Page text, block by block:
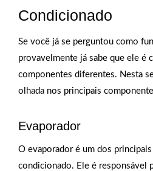
Condicionado
Se você já se perguntou como
provavelmente já sabe que ele é
componentes diferentes. Nesta
olhada nos principais
Evaporador
O evaporador é um dos
condicionado. Ele é responsável